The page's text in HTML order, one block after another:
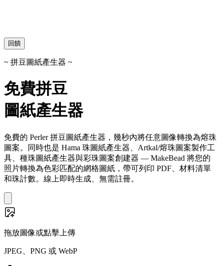
回饋
~ 拼豆圖紙產生器 ~
免費拼豆
圖紙產生器
免費的 Perler 拼豆圖紙產生器，幾秒內將任意圖像轉換為熔珠
圖案。同時也是 Hama 珠圖紙產生器、Artkal/熔珠圖案製作工
具、種珠圖紙產生器與彩珠圖案創建器 — MakeBead 將您的
照片轉換為色彩匹配的網格圖紙，帶可列印 PDF、材料清單
和珠計數。線上即時生成、無需註冊。
拖放圖像或點擊上傳
JPEG、PNG 或 WebP